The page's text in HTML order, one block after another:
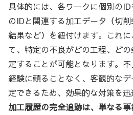
具体的には、各ワークに個別の
のIDと関連する加工データ（切
結果など）を紐付けます。これ
て、特定の不良がどの工程、ど
定することが可能となります。
経験に頼ることなく、客観的な
定できるため、効果的な対策を迅
加工履歴の完全追跡は、単なる